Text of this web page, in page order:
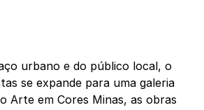
urbano e do público local, o
se expande para uma galeria
Arte em Cores Minas, as obras